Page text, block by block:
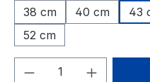
38 cm
40 cm 43
52 cm
Produkt Anzahl: